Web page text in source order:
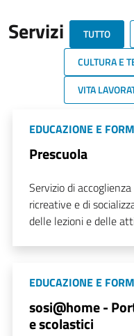
Servizi TUTTO
CULTURA E
VITA
EDUCAZIONE E
Prescuola
Servizio di
ricreative e di
delle lezioni e delle
EDUCAZIONE E
sosi@home -
e scolastici